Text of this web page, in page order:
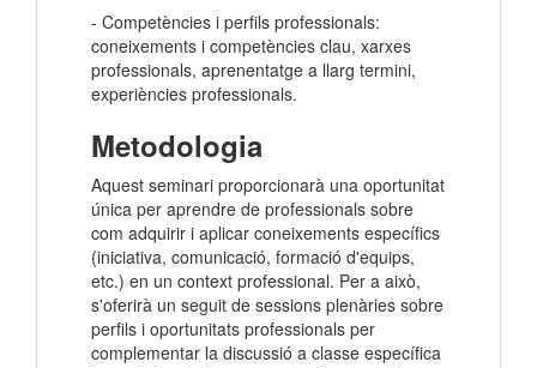
- Competències i perfils professionals:
coneixements i competències clau, xarxes
professionals, aprenentatge a llarg termini,
experiències professionals.
Metodologia
Aquest seminari proporcionarà una oportunitat
única per aprendre de professionals sobre
com adquirir i aplicar coneixements específics
(iniciativa, comunicació, formació d'equips,
etc.) en un context professional. Per a això,
s'oferirà un seguit de sessions plenàries sobre
perfils i oportunitats professionals per
complementar la discussió a classe específica